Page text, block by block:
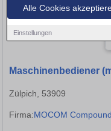
Alle Cookies
Einstellungen
Maschinenbediener
Zülpich, 53909
Firma:MOCOM